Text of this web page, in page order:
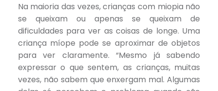
Na maioria das vezes, crianças com miopia não
se queixam ou apenas se queixam de
dificuldades para ver as coisas de longe. Uma
criança míope pode se aproximar de objetos
para ver claramente. “Mesmo já sabendo
expressar o que sentem, as crianças, muitas
vezes, não sabem que enxergam mal. Algumas